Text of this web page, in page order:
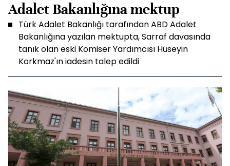
Adalet Bakanlığına mektup
Türk Adalet Bakanlığı tarafından ABD Adalet
Bakanlığına yazılan mektupta, Sarraf davasında
tanık olan eski Komiser Yardımcısı Hüseyin
Korkmaz'ın iadesin talep edildi